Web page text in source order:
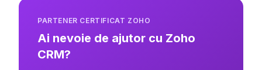
PARTENER CERTIFICAT ZOHO
Ai nevoie de ajutor cu Zoho
CRM?